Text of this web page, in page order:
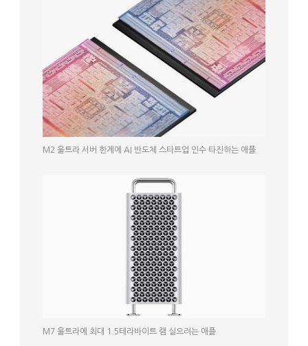
M2 울트라 서버 한계에 AI 반도체 스타트업 인수 타진하는 애플
M7 울트라에 최대 1.5테라바이트 램 실으려는 애플